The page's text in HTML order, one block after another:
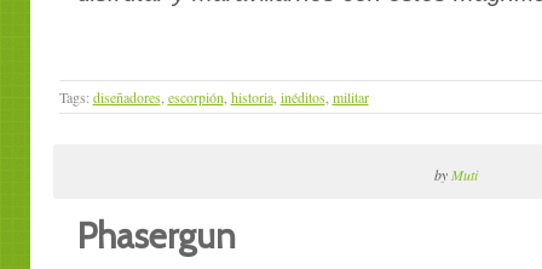
Tags: diseñadores, escorpión historia, inéditos, militar
byMuti
Phasergun